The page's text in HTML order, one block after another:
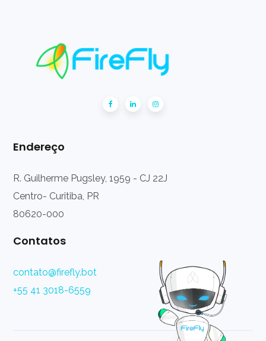
Endereço
R. Guilherme Pugsley, 1959 - CJ 22J
Centro- Curitiba, PR
80620-000
Contatos
contato@firefly.bot
+55 41 3018-6559